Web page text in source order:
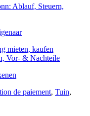
de paiement, Tuin,